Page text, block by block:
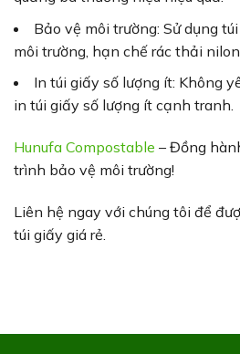
Bảo vệ môi trường: Sử dụng
môi trường, hạn chế rác thải nilon.
In túi giấy số lượng ít: Không
in túi giấy số lượng ít cạnh tranh.
Hunufa Compostable – Đồng
trình bảo vệ môi trường!
Liên hệ ngay với chúng tôi để
túi giấy giá rẻ.